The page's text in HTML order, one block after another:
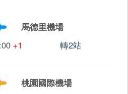
馬德里機場
+1 轉2站
桃園國際機場